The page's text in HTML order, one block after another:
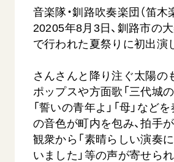
沿革
略年表
関連団体
道府県中心会館
墓地公園・納骨堂
聖教電子版
聖教ブックストア
Soka Gakkai グローバルサイト
SGIピースサイト
ご利用にあたって
SOKA PICKS
音楽隊・釧路吹奏楽団（笛木
20205年8月3日、釧路市の
で行われた夏祭りに初出演
さんさんと降り注ぐ太陽の
ポップスや方面歌「三代城の
「誓いの青年よ」「母」など
の音色が町内を包み、拍手
観衆から「素晴らしい演奏
いました」等の声が寄せられ